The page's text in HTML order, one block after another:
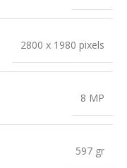
2800 x 1980 pixels
8 MP
597 gr